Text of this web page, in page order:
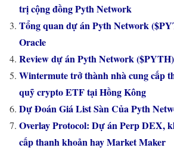
trị cộng đồng Pyth Network
Tổng quan dự án Pyth Network
Oracle
Review dự án Pyth Network ($PYTH)
Wintermute trở thành nhà cung cấp
quỹ crypto ETF tại Hồng Kông
Dự Đoán Giá List Sàn Của Pyth
Overlay Protocol: Dự án Perp DEX,
cấp thanh khoản hay Market Maker